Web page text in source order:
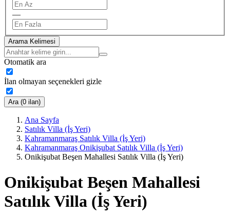
—
Arama Kelimesi
Otomatik ara
İlan olmayan seçenekleri gizle
Ara (0 ilan)
Ana Sayfa
Satılık Villa (İş Yeri)
Kahramanmaraş Satılık Villa (İş Yeri)
Kahramanmaraş Onikişubat Satılık Villa (İş Yeri)
Onikişubat Beşen Mahallesi Satılık Villa (İş Yeri)
Onikişubat Beşen Mahallesi
Satılık Villa (İş Yeri)